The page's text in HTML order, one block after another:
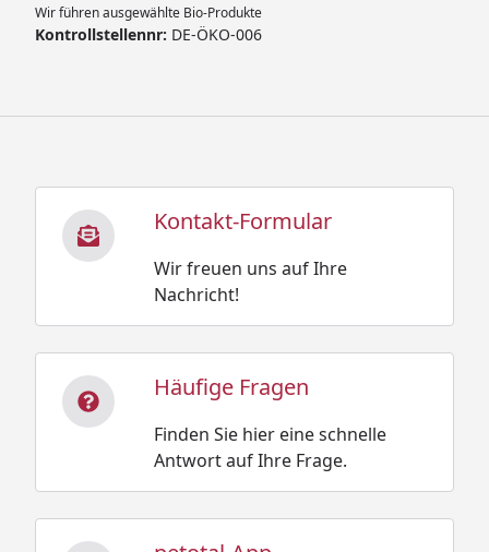
Wir führen ausgewählte Bio-Produkte
Kontrollstellennr: DE-ÖKO-006
Kontakt-Formular
Wir freuen uns auf Ihre
Nachricht!
Häufige Fragen
Finden Sie hier eine schnelle
Antwort auf Ihre Frage.